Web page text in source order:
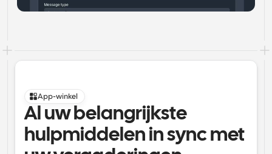
App-winkel
Al uw belangrijkste
hulpmiddelen in sync met